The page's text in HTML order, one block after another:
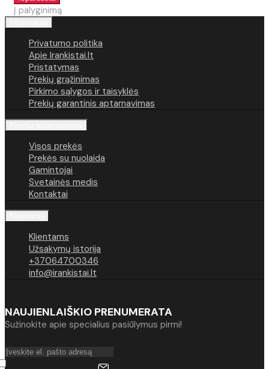
Į palyginimą
Privatumo politika
Apie Irankistai.lt
Pristatymas
Prekių grąžinimas
Pirkimo sąlygos ir taisyklės
Prekių garantinis aptarnavimas
Visos prekės
Prekės su nuolaida
Gamintojai
Svetainės medis
Kontaktai
Klientams
Užsakymų istorija
+37064700346
info@irankistai.lt
NAUJIENLAIŠKIO PRENUMERATA
Sužinokite apie specialius pasiūlymus pirmi!